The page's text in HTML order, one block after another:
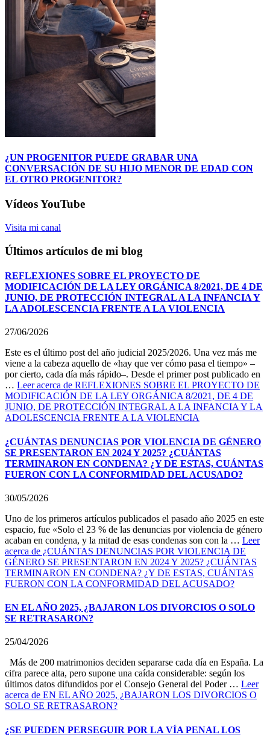
¿UN PROGENITOR PUEDE GRABAR UNA
CONVERSACIÓN DE SU HIJO MENOR DE EDAD CON
EL OTRO PROGENITOR?
Vídeos YouTube
Visita mi canal
Últimos artículos de mi blog
REFLEXIONES SOBRE EL PROYECTO DE
MODIFICACIÓN DE LA LEY ORGÁNICA 8/2021, DE 4 DE
JUNIO, DE PROTECCIÓN INTEGRAL A LA INFANCIA Y
LA ADOLESCENCIA FRENTE A LA VIOLENCIA
27/06/2026
Este es el último post del año judicial 2025/2026. Una vez más me
viene a la cabeza aquello de «hay que ver cómo pasa el tiempo» –
por cierto, cada día más rápido–. Desde el primer post publicado en
… Leeracerca de REFLEXIONES SOBRE EL PROYECTO DE
MODIFICACIÓN DE LA LEY ORGÁNICA 8/2021, DE 4 DE
JUNIO, DE PROTECCIÓN INTEGRAL A LA INFANCIA Y LA
ADOLESCENCIA FRENTE A LA VIOLENCIA
¿CUÁNTAS DENUNCIAS POR VIOLENCIA DE GÉNERO
SE PRESENTARON EN 2024 Y 2025? ¿CUÁNTAS
TERMINARON EN CONDENA? ¿Y DE ESTAS, CUÁNTAS
FUERON CON LA CONFORMIDAD DEL ACUSADO?
30/05/2026
Uno de los primeros artículos publicados el pasado año 2025 en este
espacio, fue «Solo el 23 % de las denuncias por violencia de género
acaban en condena, y la mitad de esas condenas son con la … Leer
acerca de ¿CUÁNTAS DENUNCIAS POR VIOLENCIA DE
GÉNERO SE PRESENTARON EN 2024 Y 2025? ¿CUÁNTAS
TERMINARON EN CONDENA? ¿Y DE ESTAS, CUÁNTAS
FUERON CON LA CONFORMIDAD DEL ACUSADO?
EN EL AÑO 2025, ¿BAJARON LOS DIVORCIOS O SOLO
SE RETRASARON?
25/04/2026
Más de 200 matrimonios deciden separarse cada día en España. La
cifra parece alta, pero supone una caída considerable: según los
últimos datos difundidos por el Consejo General del Poder … Leer
acerca de EN EL AÑO 2025, ¿BAJARON LOS DIVORCIOS O
SOLO SE RETRASARON?
¿SE PUEDEN PERSEGUIR POR LA VÍA PENAL LOS